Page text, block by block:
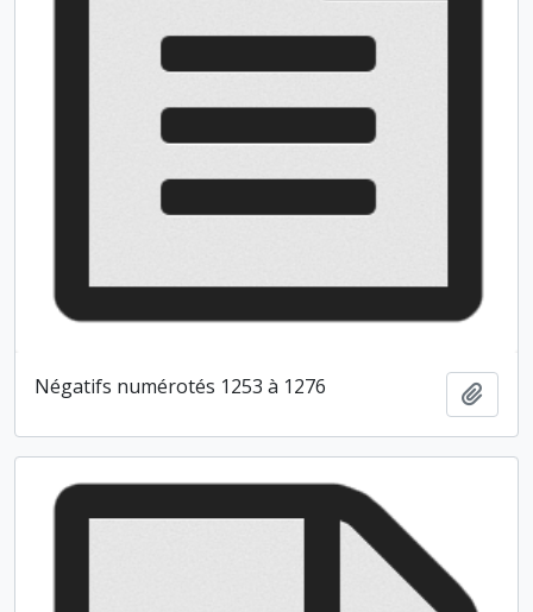
Négatifs numérotés 1253 à 1276